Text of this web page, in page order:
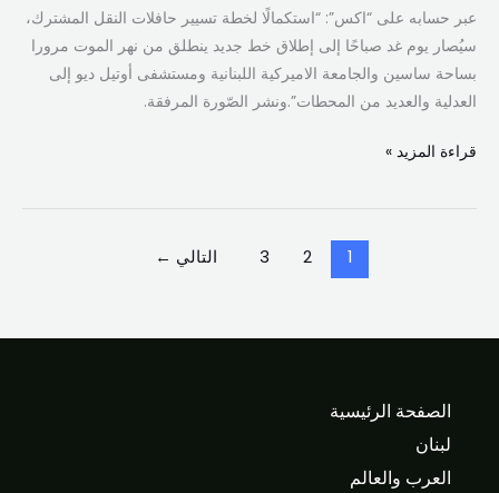
عبر حسابه على “اكس”: “استكمالًا لخطة تسيير حافلات النقل المشترك،
سيُصار يوم غد صباحًا إلى إطلاق خط جديد ينطلق من نهر الموت مرورا
بساحة ساسين والجامعة الاميركية اللبنانية ومستشفى أوتيل ديو إلى
العدلية والعديد من المحطات”.ونشر الصّورة المرفقة.
المشترك
قراءة المزيد »
1
2
3 التالي ←
الصفحة الرئيسية
لبنان
العرب والعالم